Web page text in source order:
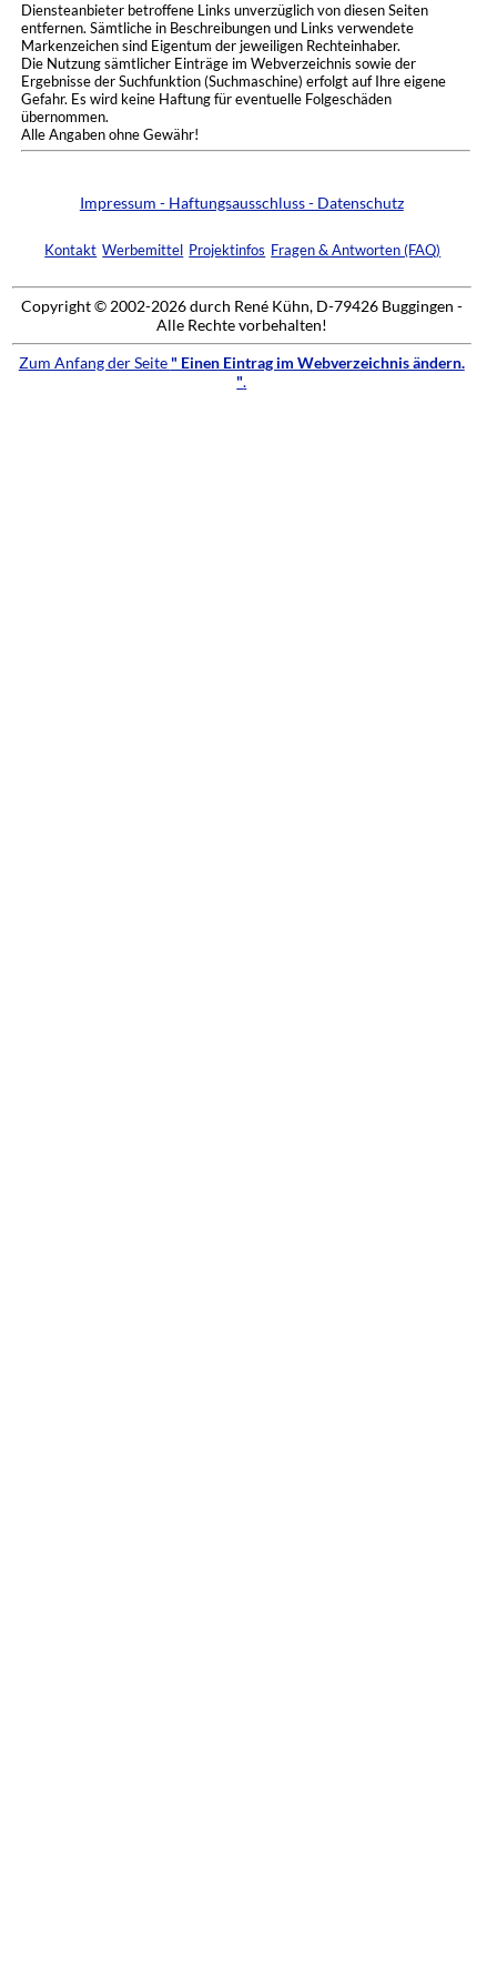
Diensteanbieter betroffene Links unverzüglich von diesen Seiten
entfernen. Sämtliche in Beschreibungen und Links verwendete
Markenzeichen sind Eigentum der jeweiligen Rechteinhaber.
Die Nutzung sämtlicher Einträge im Webverzeichnis sowie der
Ergebnisse der Suchfunktion (Suchmaschine) erfolgt auf Ihre eigene
Gefahr. Es wird keine Haftung für eventuelle Folgeschäden
übernommen.
Alle Angaben ohne Gewähr!
Impressum - Haftungsausschluss - Datenschutz
Kontakt Werbemittel Projektinfos Fragen & Antworten (FAQ)
Copyright © 2002-2026 durch René Kühn, D-79426 Buggingen -
Alle Rechte vorbehalten!
Zum Anfang der Seite " Einen Eintrag im Webverzeichnis ändern.
".